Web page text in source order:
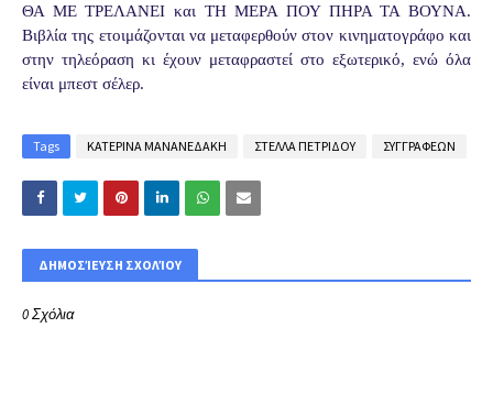
ΘΑ ΜΕ ΤΡΕΛΑΝΕΙ και ΤΗ ΜΕΡΑ ΠΟΥ ΠΗΡΑ ΤΑ ΒΟΥΝΑ.
Βιβλία της ετοιμάζονται να μεταφερθούν στον κινηματογράφο και
στην τηλεόραση κι έχουν μεταφραστεί στο εξωτερικό, ενώ όλα
είναι μπεστ σέλερ.
Tags ΚΑΤΕΡΙΝΑ ΜΑΝΑΝΕΔΑΚΗ ΣΤΕΛΛΑ ΠΕΤΡΙΔΟΥ ΣΥΓΓΡΑΦΕΩΝ
ΔΗΜΟΣΊΕΥΣΗ ΣΧΟΛΊΟΥ
0 Σχόλια